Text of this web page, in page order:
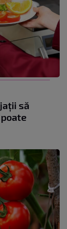
să